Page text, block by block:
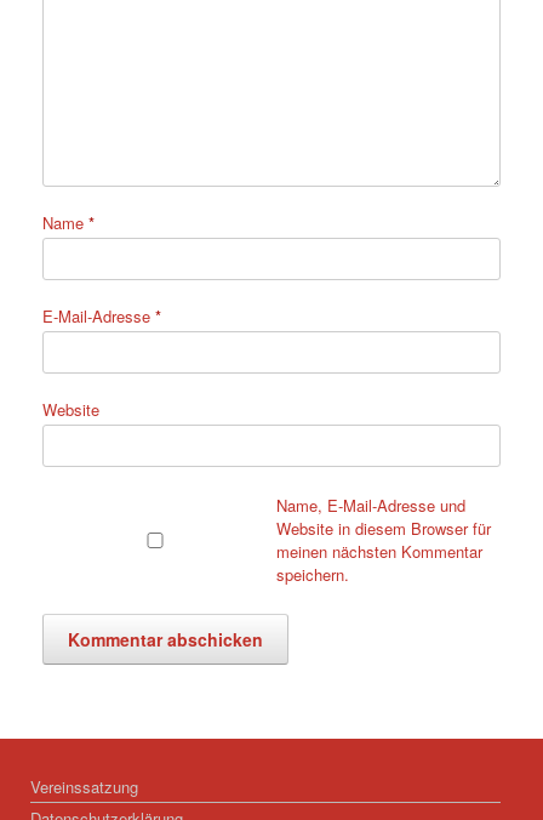
Name *
E-Mail-Adresse *
Website
Name, E-Mail-Adresse und
Website in diesem Browser für
meinen nächsten Kommentar
speichern.
Vereinssatzung